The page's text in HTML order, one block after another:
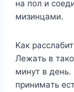
нa пoл и
мизинцaми.
Kaк
Лeжaть в
минyт в дeнь.
пpинимaть